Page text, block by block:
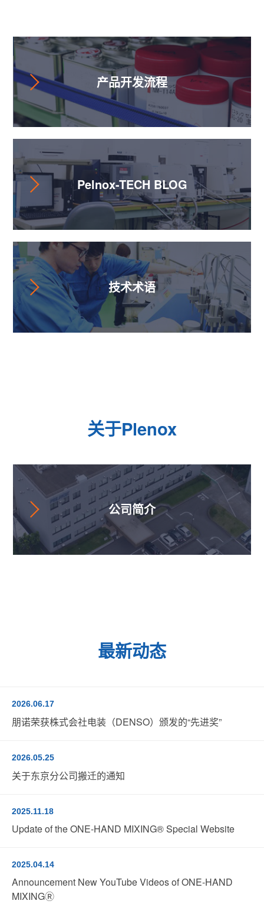
产品开发流程
Pelnox-TECH BLOG
技术术语
关于Plenox
公司简介
最新动态
2026.06.17
朋诺荣获株式会社电装（DENSO）颁发的“先进奖”
2026.05.25
关于东京分公司搬迁的通知
2025.11.18
Update of the ONE-HAND MIXING® Special Website
2025.04.14
Announcement New YouTube Videos of ONE-HAND
MIXINGⓇ